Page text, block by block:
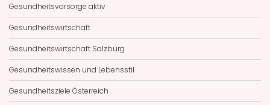
Gesundheitsvorsorge aktiv
Gesundheitswirtschaft
Gesundheitswirtschaft Salzburg
Gesundheitswissen und Lebensstil
Gesundheitsziele Österreich